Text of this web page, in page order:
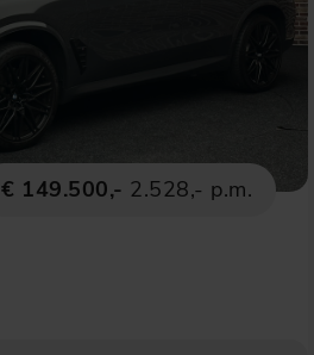
€ 149.500,- 2.528,- p.m.